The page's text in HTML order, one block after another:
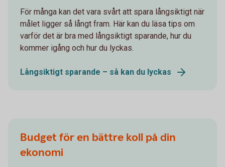
För många kan det vara svårt att spara långsiktigt när
målet ligger så långt fram. Här kan du läsa tips om
varför det är bra med långsiktigt sparande, hur du
kommer igång och hur du lyckas.
Långsiktigt sparande – så kan du lyckas
Budget för en bättre koll på din
ekonomi